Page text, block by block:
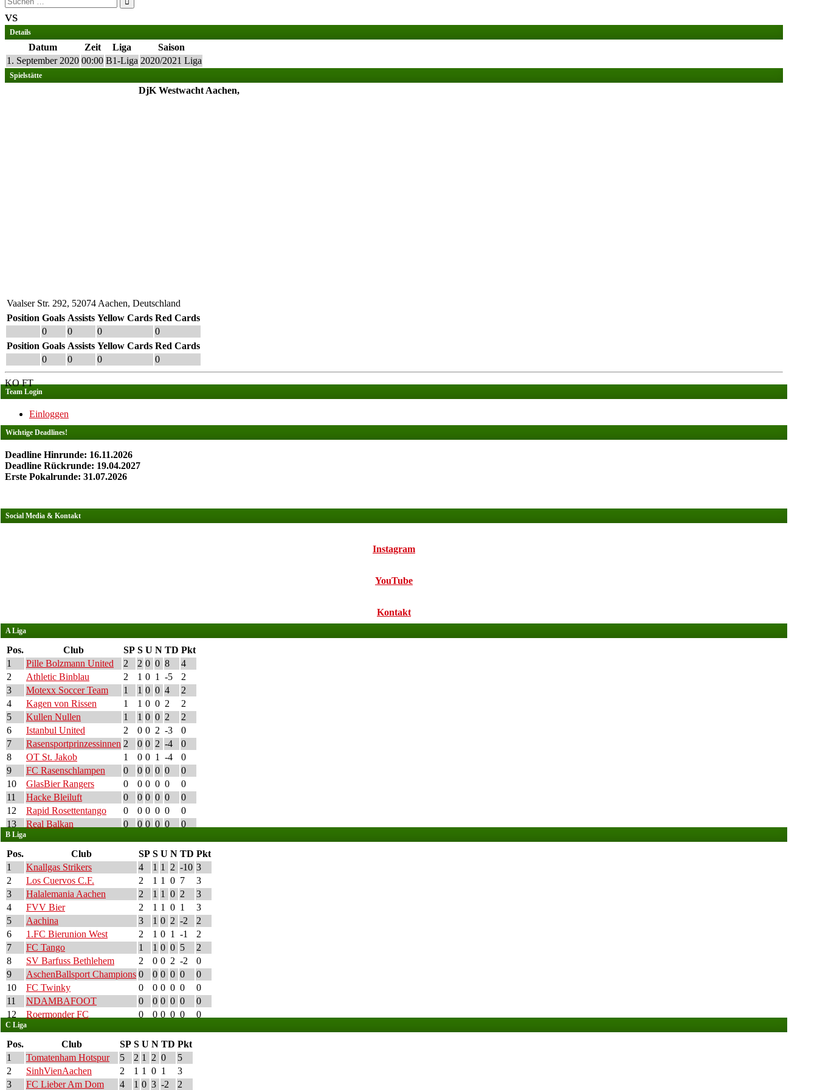
nach:
vs
Details
Datum Zeit Liga
Saison
1. September 2020 00:00 B1-Liga 2020/2021 Liga
Spielstätte
DjK Westwacht Aachen,
Vaalser Str. 292, 52074 Aachen, Deutschland
Position Goals Assists Yellow Cards Red Cards
0
0 0
0
Position Goals Assists Yellow Cards Red Cards
0
0 0 0
KO FT
Team Login
Einloggen
Wichtige Deadlines!
Deadline Hinrunde: 16.11.2026
Deadline Rückrunde: 19.04.2027
Erste Pokalrunde: 31.07.2026
Social Media & Kontakt
Instagram
YouTube
Kontakt
A Liga
Pos. Club SP S U N TD Pkt
1
Pille Bolzmann United 2 2 0 0 8
4
2
Athletic Binblau 2 1 0 1 -5
2
3
Motexx Soccer Team 1 1 0 0 4
2
4
Kagen von Rissen 1 1 0 0 2
2
5
Kullen Nullen 1 1 0 0 2
2
6
Istanbul United 2 0 0 2 -3
0
7
Rasensportprinzessinnen 2 0 0 2 -4
0
8
OT St. Jakob 1 0 0 1 -4
0
9
FC Rasenschlampen 0 0 0 0 0
0
10
GlasBier Rangers 0 0 0 0 0
0
11
Hacke Bleiluft 0 0 0 0 0
0
12
Rapid Rosettentango 0 0 0 0 0
0
13
Real Balkan 0 0 0 0 0 0
B Liga
Pos. Club SP S U N TD Pkt
1
Knallgas Strikers 4 1 1 2 -10 3
2
Los Cuervos C.F. 2 1 1 0 7
3
3
Halalemania Aachen 2 1 1 0 2
3
4
FVV Bier 2 1 1 0 1
3
5
Aachina 3 1 0 2 -2
2
6
1.FC Bierunion West 2 1 0 1 -1
2
7
FC Tango 1 1 0 0 5
2
8
SV Barfuss Bethlehem 2 0 0 2 -2
0
9
AschenBallsport Champions 0 0 0 0 0
0
10
FC Twinky 0 0 0 0 0
0
11
NDAMBAFOOT 0 0 0 0 0
0
12
Roermonder FC 0 0 0 0 0 0
C Liga
Pos. Club SP S U N TD Pkt
1
Tomatenham Hotspur 5 2 1 2 0
5
2
SinhVienAachen 2 1 1 0 1
3
3
FC Lieber Am Dom 4 1 0 3 -2 2